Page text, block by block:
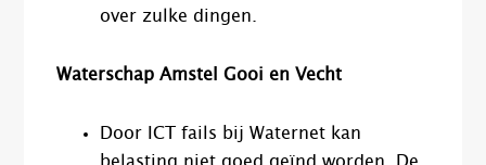
over zulke dingen.
Waterschap Amstel Gooi en Vecht
Door ICT fails bij Waternet kan
belasting niet goed geïnd worden. De